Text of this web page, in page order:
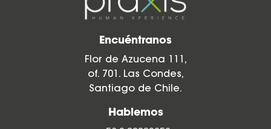
Encuéntranos
Flor de Azucena 111,
of. 701. Las Condes,
Santiago de Chile.
Hablemos